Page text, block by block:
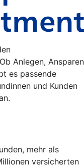
Anlegen, Ansparen
es passende
und Kunden
mehr als
versicherten